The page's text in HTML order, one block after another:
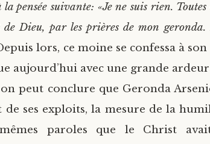
pensée suivante: «Je ne suis rien. Toutes
Dieu, par les prières de mon geronda.
lors, ce moine se confessa à
aujourd’hui avec une grande
on peut conclure que Geronda
ses exploits, la mesure de la
paroles que le Christ